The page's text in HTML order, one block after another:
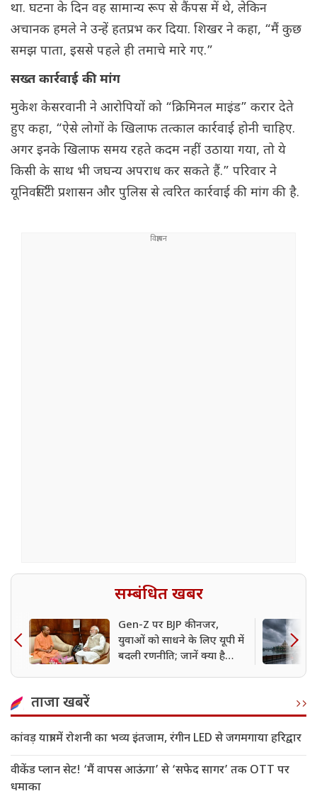
था. घटना के दिन वह सामान्य रूप से कैंपस में थे, लेकिन
अचानक हमले ने उन्हें हतप्रभ कर दिया. शिखर ने कहा, “मैं कुछ
समझ पाता, इससे पहले ही तमाचे मारे गए.”
सख्त कार्रवाई की मांग
मुकेश केसरवानी ने आरोपियों को “क्रिमिनल माइंड” करार देते
हुए कहा, “ऐसे लोगों के खिलाफ तत्काल कार्रवाई होनी चाहिए.
अगर इनके खिलाफ समय रहते कदम नहीं उठाया गया, तो ये
किसी के साथ भी जघन्य अपराध कर सकते हैं.” परिवार ने
यूनिवर्सिटी प्रशासन और पुलिस से त्वरित कार्रवाई की मांग की है.
सम्बंधित खबर
Gen-Z पर BJP की नजर,
युवाओं को साधने के लिए यूपी में
बदली रणनीति; जानें क्या है
ताजा खबरें
कांवड़ यात्रा में रोशनी का भव्य इंतजाम, रंगीन LED से जगमगाया हरिद्वार
वीकेंड प्लान सेट! ‘मैं वापस आऊंगा’ से ‘सफेद सागर’ तक OTT पर
धमाका